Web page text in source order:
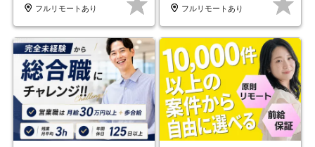
フルリモートあり
フルリモートあり